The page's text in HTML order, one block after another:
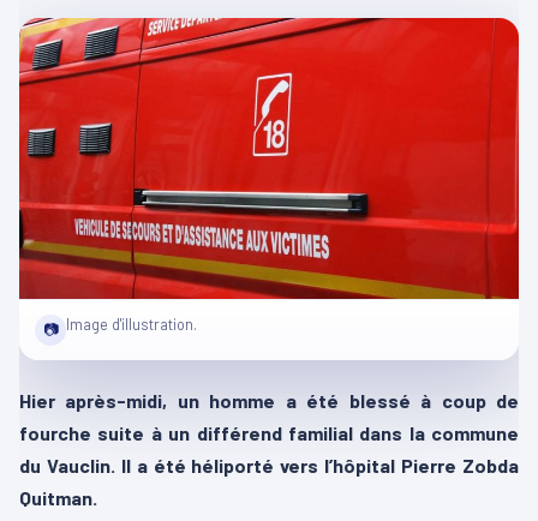
📷 Image d'illustration.
Hier après-midi, un homme a été blessé à coup de
fourche suite à un différend familial dans la commune
du Vauclin. Il a été héliporté vers l’hôpital Pierre Zobda
Quitman.